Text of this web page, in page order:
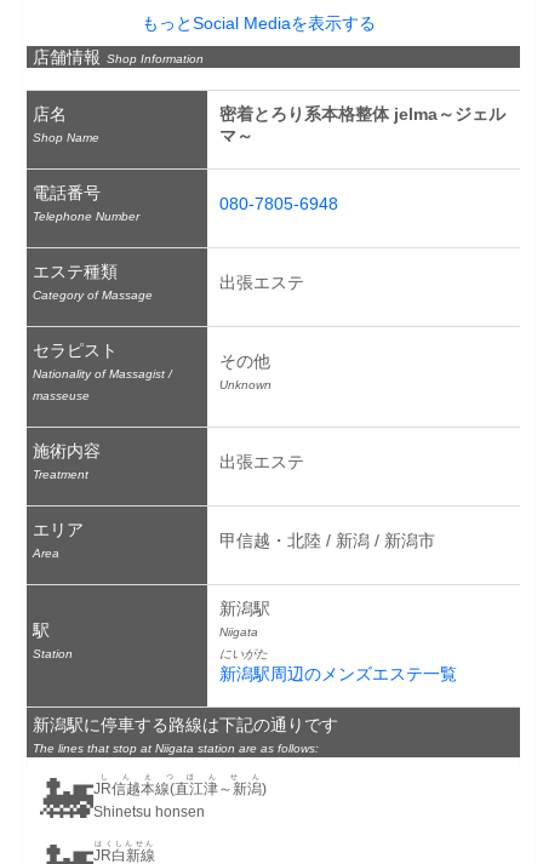
もっとSocial Mediaを表示する
店舗情報 Shop Information
店名
Shop Name
密着とろり系本格整体 jelma～ジェル
マ～
電話番号
Telephone Number
080-7805-6948
エステ種類
Category of Massage
出張エステ
セラピスト
Nationality of Massagist /
masseuse
その他
Unknown
施術内容
Treatment
出張エステ
エリア
Area
甲信越・北陸 / 新潟 / 新潟市
駅
Station
新潟駅
Niigata
にいがた
新潟駅周辺のメンズエステ一覧
新潟駅に停車する路線は下記の通りです
The lines that stop at Niigata station are as follows:
🚂JR信越本線(直江津～新潟)
しんえつほんせん
Shinetsu honsen
JR白新線
はくしんせん